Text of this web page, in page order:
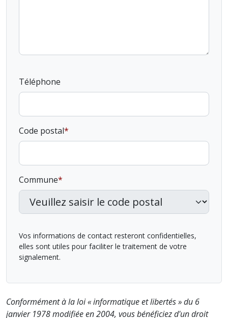
Téléphone
Code postal
Commune
Vos informations de contact resteront confidentielles,
elles sont utiles pour faciliter le traitement de votre
signalement.
Conformément à la loi « informatique et libertés » du 6
janvier 1978 modifiée en 2004, vous bénéficiez d'un droit